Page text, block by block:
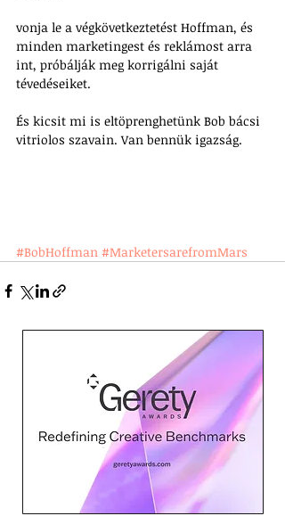
vonja le a végkövetkeztetést Hoffman, és
minden marketingest és reklámost arra
int, próbálják meg korrigálni saját
tévedéseiket.
És kicsit mi is eltöprenghetünk Bob bácsi
vitriolos szavain. Van bennük igazság.
#BobHoffman #MarketersarefromMars